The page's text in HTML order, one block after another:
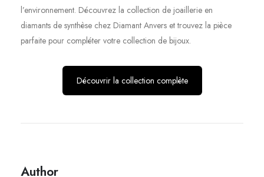
l’environnement. Découvrez la collection de joaillerie en
diamants de synthèse chez Diamant Anvers et trouvez la pièce
parfaite pour compléter votre collection de bijoux.
Découvrir la collection complète
Author